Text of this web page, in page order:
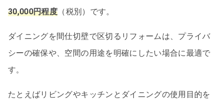
30,000円程度 （税別）です。
ダイニングを間仕切壁で区切るリフォームは、プライバ
シーの確保や、空間の用途を明確にしたい場合に最適で
す。
たとえばリビングやキッチンとダイニングの使用目的を